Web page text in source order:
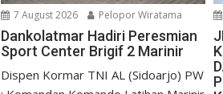
7 August 2026 Pelopor Wiratama
Dankolatmar Hadiri Peresmian
Sport Center Brigif 2 Marinir
Dispen Kormar TNI AL (Sidoarjo) PW